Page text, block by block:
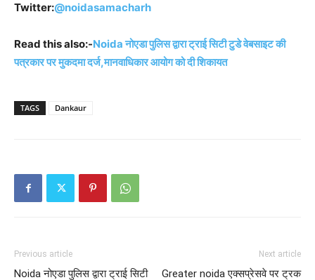
Twitter:@noidasamacharh
Read this also:-Noida नोएडा पुलिस द्वारा ट्राई सिटी टुडे वेबसाइट की
पत्रकार पर मुकदमा दर्ज,मानवाधिकार आयोग को दी शिकायत
TAGS Dankaur
Previous article
Noida नोएडा पुलिस द्वारा ट्राई सिटी
Next article
Greater noida एक्सप्रेसवे पर ट्रक